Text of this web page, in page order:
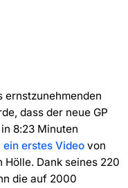
ernstzunehmenden
dass der neue GP
8:23 Minuten
ein erstes Videovon
Hölle. Dank seines 220
die auf 2000